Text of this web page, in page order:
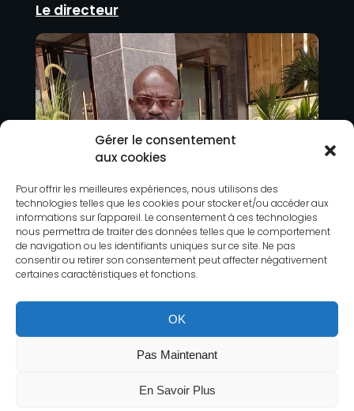
Gérer le consentement
aux cookies
Pour offrir les meilleures expériences, nous utilisons des
technologies telles que les cookies pour stocker et/ou accéder aux
informations sur l'appareil. Le consentement à ces technologies
nous permettra de traiter des données telles que le comportement
de navigation ou les identifiants uniques sur ce site. Ne pas
consentir ou retirer son consentement peut affecter négativement
certaines caractéristiques et fonctions.
OK
Pas Maintenant
En Savoir Plus
Le directeur